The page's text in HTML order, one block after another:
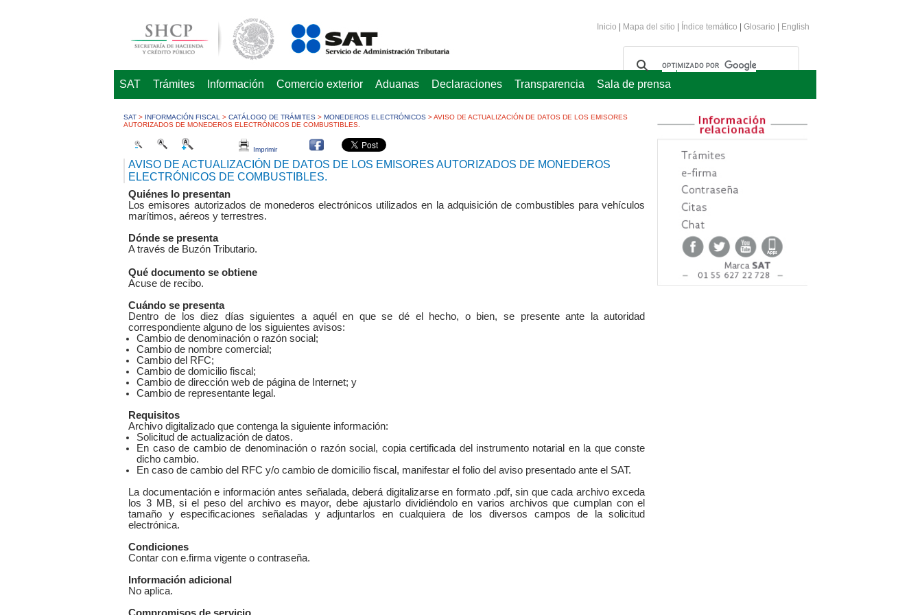
Inicio | Mapa del sitio | Índice temático | Glosario | English
SAT Trámites Información Comercio exterior Aduanas Declaraciones Transparencia Sala de prensa
SAT > INFORMACIÓN FISCAL > CATÁLOGO DE TRÁMITES > MONEDEROS ELECTRÓNICOS >AVISO DE ACTUALIZACIÓN DE DATOS DE LOS EMISORES
AUTORIZADOS DE MONEDEROS ELECTRÓNICOS DE COMBUSTIBLES.
Imprimir
AVISO DE ACTUALIZACIÓN DE DATOS DE LOS EMISORES AUTORIZADOS DE MONEDEROS
ELECTRÓNICOS DE COMBUSTIBLES.
Quiénes lo presentan
Los emisores autorizados de monederos electrónicos utilizados en la adquisición de combustibles para vehículos
marítimos, aéreos y terrestres.
Dónde se presenta
A través de Buzón Tributario.
Qué documento se obtiene
Acuse de recibo.
Cuándo se presenta
Dentro de los diez días siguientes a aquél en que se dé el hecho, o bien, se presente ante la autoridad
correspondiente alguno de los siguientes avisos:
Cambio de denominación o razón social;
Cambio de nombre comercial;
Cambio del RFC;
Cambio de domicilio fiscal;
Cambio de dirección web de página de Internet; y
Cambio de representante legal.
Requisitos
Archivo digitalizado que contenga la siguiente información:
Solicitud de actualización de datos.
En caso de cambio de denominación o razón social, copia certificada del instrumento notarial en la que conste
dicho cambio.
En caso de cambio del RFC y/o cambio de domicilio fiscal, manifestar el folio del aviso presentado ante el SAT.
La documentación e información antes señalada, deberá digitalizarse en formato .pdf, sin que cada archivo exceda
los 3 MB, si el peso del archivo es mayor, debe ajustarlo dividiéndolo en varios archivos que cumplan con el
tamaño y especificaciones señaladas y adjuntarlos en cualquiera de los diversos campos de la solicitud
electrónica.
Condiciones
Contar con e.firma vigente o contraseña.
Información adicional
No aplica.​